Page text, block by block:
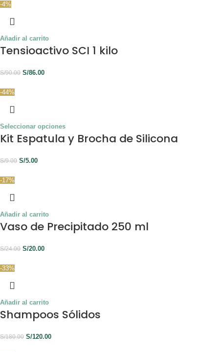
-4%
Añadir al carrito
Tensioactivo SCI 1 kilo
S/90.00 S/86.00
-44%
Seleccionar opciones
Kit Espatula y Brocha de Silicona
S/9.00 S/5.00
-17%
Añadir al carrito
Vaso de Precipitado 250 ml
S/24.00 S/20.00
-33%
Añadir al carrito
Shampoos Sólidos
S/180.00 S/120.00